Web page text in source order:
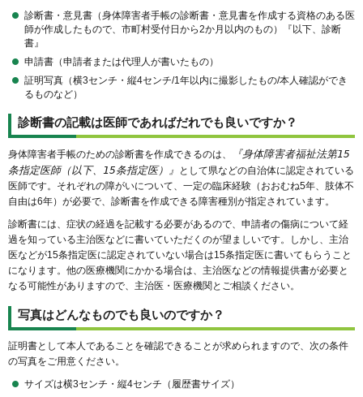
診断書・意見書（身体障害者手帳の診断書・意見書を作成する資格のある医
師が作成したもので、市町村受付日から2か月以内のもの）『以下、診断
書』
申請書（申請者または代理人が書いたもの）
証明写真（横3センチ・縦4センチ/1年以内に撮影したもの/本人確認ができ
るものなど）
診断書の記載は医師であればだれでも良いですか？
身体障害者手帳のための診断書を作成できるのは、
『身体障害者福祉法第15
条指定医師（以下、15条指定医）』 として県などの自治体に認定されている
医師です。それぞれの障がいについて、一定の臨床経験（おおむね5年、肢体不
自由は6年）が必要で、診断書を作成できる障害種別が指定されています。
診断書には、症状の経過を記載する必要があるので、申請者の傷病について経
過を知っている主治医などに書いていただくのが望ましいです。しかし、主治
医などが15条指定医に認定されていない場合は15条指定医に書いてもらうこと
になります。他の医療機関にかかる場合は、主治医などの情報提供書が必要と
なる可能性がありますので、主治医・医療機関とご相談ください。
写真はどんなものでも良いのですか？
証明書として本人であることを確認できることが求められますので、次の条件
の写真をご用意ください。
サイズは横3センチ・縦4センチ（履歴書サイズ）